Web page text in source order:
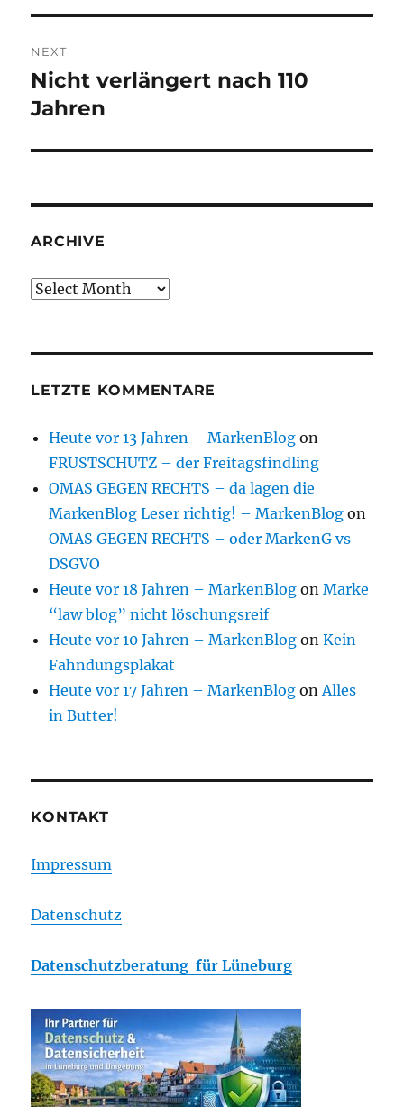
NEXT
Next
post:
Nicht verlängert nach 110
Jahren
ARCHIVE
Archive
LETZTE KOMMENTARE
Heute vor 13 Jahren – MarkenBlog on
FRUSTSCHUTZ – der Freitagsfindling
OMAS GEGEN RECHTS – da lagen die
MarkenBlog Leser richtig! – MarkenBlog on
OMAS GEGEN RECHTS – oder MarkenG vs
DSGVO
Heute vor 18 Jahren – MarkenBlog onMarke
“law blog” nicht löschungsreif
Heute vor 10 Jahren – MarkenBlog onKein
Fahndungsplakat
Heute vor 17 Jahren – MarkenBlog onAlles
in Butter!
KONTAKT
Impressum
Datenschutz
Datenschutzberatung für Lüneburg